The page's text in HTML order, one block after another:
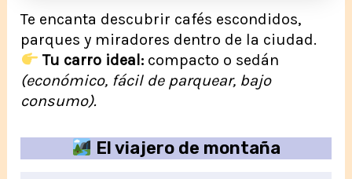
Te encanta descubrir cafés escondidos,
parques y miradores dentro de la ciudad.
Tu carro ideal:compacto o sedán
(económico, fácil de parquear, bajo
consumo).
El viajero de montaña